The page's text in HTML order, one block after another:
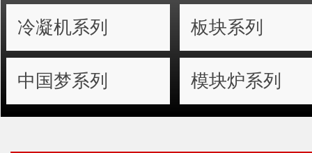
冷凝机系列 板块系列
中国梦系列 模块炉系列